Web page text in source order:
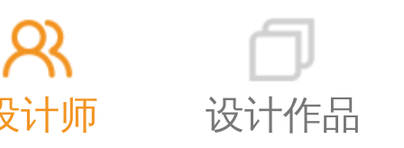
计师 设计作品